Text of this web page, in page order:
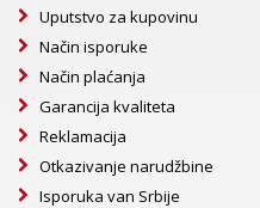
Uputstvo za kupovinu
Način isporuke
Način plaćanja
Garancija kvaliteta
Reklamacija
Otkazivanje narudžbine
Isporuka van Srbije